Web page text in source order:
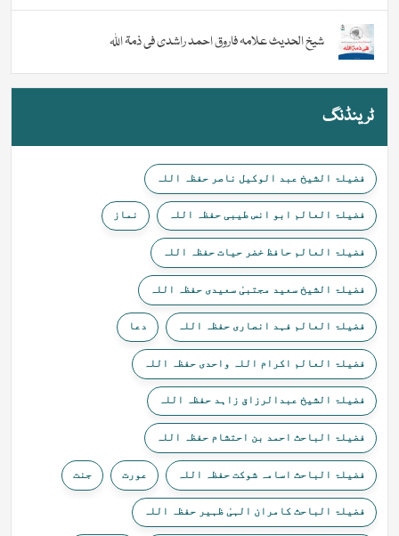
شیخ الحدیث علامہ فاروق احمد راشدی فی ذمۃ اللہ
ٹرینڈنگ
فضیلۃ الشیخ عبد الوکیل ناصر حفظہ اللہ
فضیلۃ العالم ابو انس طیبی حفظہ اللہ نماز
فضیلۃ العالم حافظ خضر حیات حفظہ اللہ
فضیلۃ الشیخ سعید مجتبیٰ سعیدی حفظہ اللہ
فضیلۃ العالم فہد انصاری حفظہ اللہ دعا
فضیلۃ العالم اکرام اللہ واحدی حفظہ اللہ
فضیلۃ الشیخ عبدالرزاق زاہد حفظہ اللہ
فضیلۃ الباحث احمد بن احتشام حفظہ اللہ
فضیلۃ الباحث اسامہ شوکت حفظہ اللہ عورت جنت
فضیلۃ الباحث کامران الہیٰ ظہیر حفظہ اللہ